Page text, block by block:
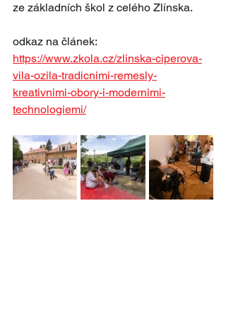
ze základních škol z celého Zlínska.
odkaz na článek:
https://www.zkola.cz/zlinska-ciperova-
vila-ozila-tradicnimi-remesly-
kreativnimi-obory-i-modernimi-
technologiemi/